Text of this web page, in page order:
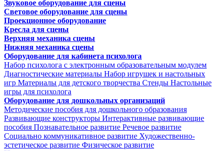
Звуковое оборудование для сцены
Световое оборудование для сцены
Проекционное оборудование
Кресла для сцены
Верхняя механика сцены
Нижняя механика сцены
Оборудование для кабинета психолога
Набор психолога с электронным образовательным модулем
Диагностические материалы Набор игрушек и настольных
игр Материалы для детского творчества Стенды Настольные
игры для психолога
Оборудование для дошкольных организаций
Методические пособия для дошкольного образования
Развивающие конструкторы Интерактивные развивающие
пособия Познавательное развитие Речевое развитие
Социально коммуникативное развитие Художественно-
эстетическое развитие Физическое развитие